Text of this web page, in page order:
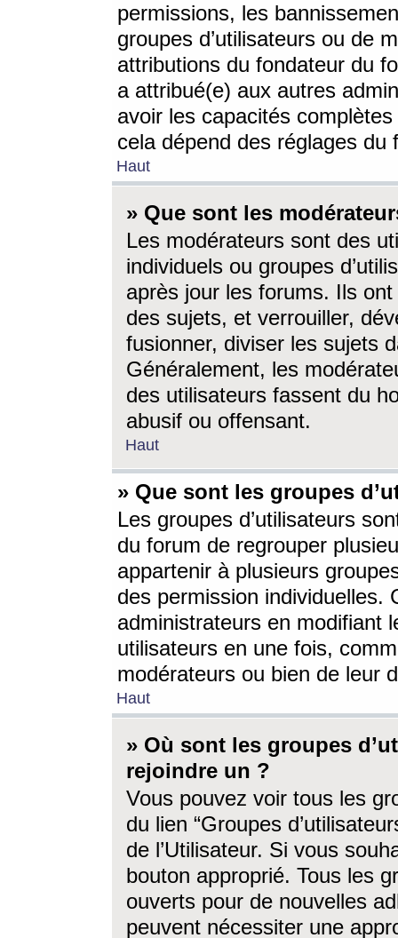
permissions, les
groupes d’utilisateurs ou de
attributions du fondateur du
a attribué(e) aux autres
avoir les capacités
cela dépend des réglages du
Haut
» Que sont les
Les modérateurs sont des
individuels ou groupes
après jour les forums. Ils ont
des sujets, et verrouiller,
fusionner, diviser les sujets
Généralement, les
des utilisateurs fassent du
abusif ou offensant.
Haut
» Que sont les groupes
Les groupes d’utilisateurs
du forum de regrouper
appartenir à plusieurs
des permission individuelles.
administrateurs en modifiant
utilisateurs en une fois,
modérateurs ou bien de leur
Haut
» Où sont les groupes
rejoindre un ?
Vous pouvez voir tous les
du lien “Groupes
de l’Utilisateur. Si vous
bouton approprié. Tous les
ouverts pour de nouvelles
peuvent nécessiter une